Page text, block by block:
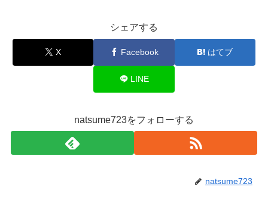
シェアする
X Facebook はてブ
LINE
natsume723をフォローする
natsume723